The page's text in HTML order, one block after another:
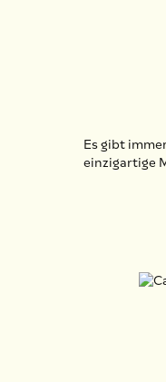
Es gibt
einzigartige